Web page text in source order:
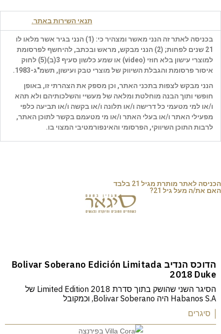
פברואר ב23, 2022
הדוכס הנדיב Bolivar Soberano Edición Limitada
2018 Duke
הסיגר השני שהושק בתוך סדרת Limited Edition 2018 של
Habanos S.A היה Bolivar Soberano, וכמקובל
| סיגרים
האם את/ה מעל גיל 21?
הכניסה לאתר מותרת מגיל 21 בלבד
תנאי השירות באתר.
בכניסה לאתר זה הנני מאשר ומצהיר כי: (1) הנני בגיר אשר מלאו לו
21 שנים לפחות; (2) הנני מבקש, מראש ובכתב, להיחשף לפרסומת
למוצרי עישון בלא חוזי (video
) או שמע כלשון סעיף 3(ב)(5) לחוק
איסור פרסומת והגבלת השיווק של מוצרי טבק ועישון, תשמ"ג-1983.
הנני מבקש לצפות בתכני האתר, וכן מספק את הצהרתי זו, באופן
חופשי ותוך הבנה מוחלטת ומלאה של מעשיי והשלכותיהם ולא תהא
ו/או למי מטעמי כל דרישה ו/או תלונה ו/או בקשה ו/או תביעה כלפי
מפעילי האתר ו/או בעלי האתר ו/או מי מטעמם בקשר לתוכן האתר,
לרבות התוכן השיווקי, הפרסומי והאינפורמטיבי המצוי בו.